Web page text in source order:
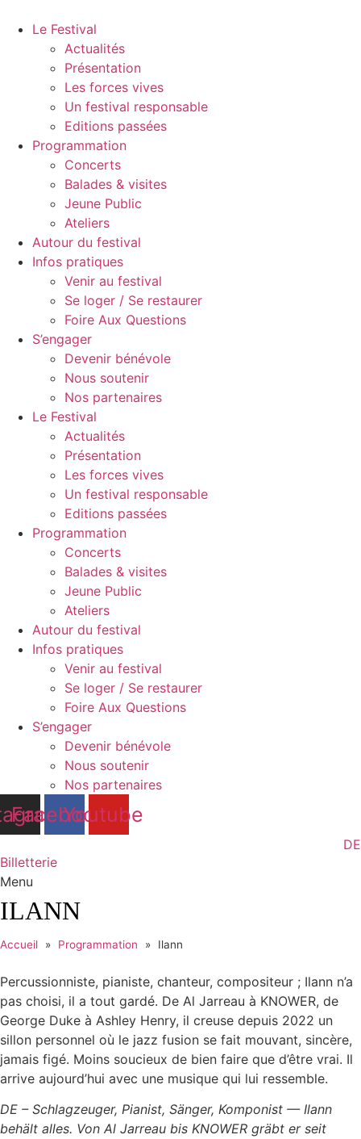
Le Festival
Actualités
Présentation
Les forces vives
Un festival responsable
Editions passées
Programmation
Concerts
Balades & visites
Jeune Public
Ateliers
Autour du festival
Infos pratiques
Venir au festival
Se loger / Se restaurer
Foire Aux Questions
S’engager
Devenir bénévole
Nous soutenir
Nos partenaires
Le Festival
Actualités
Présentation
Les forces vives
Un festival responsable
Editions passées
Programmation
Concerts
Balades & visites
Jeune Public
Ateliers
Autour du festival
Infos pratiques
Venir au festival
Se loger / Se restaurer
Foire Aux Questions
S’engager
Devenir bénévole
Nous soutenir
Nos partenaires
Facebook
Youtube
DE
Billetterie
Menu
ILANN
Accueil » Programmation » Ilann
Percussionniste, pianiste, chanteur, compositeur ; Ilann n’a
pas choisi, il a tout gardé. De Al Jarreau à KNOWER, de
George Duke à Ashley Henry, il creuse depuis 2022 un
sillon personnel où le jazz fusion se fait mouvant, sincère,
jamais figé. Moins soucieux de bien faire que d’être vrai. Il
arrive aujourd’hui avec une musique qui lui ressemble.
DE – Schlagzeuger, Pianist, Sänger, Komponist — Ilann
behält alles. Von Al Jarreau bis KNOWER gräbt er seit